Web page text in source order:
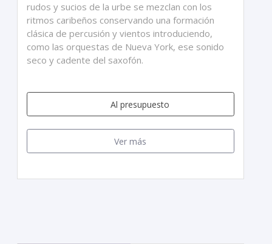
rudos y sucios de la urbe se mezclan con los
ritmos caribeños conservando una formación
clásica de percusión y vientos introduciendo,
como las orquestas de Nueva York, ese sonido
seco y cadente del saxofón.
Al presupuesto
Ver más